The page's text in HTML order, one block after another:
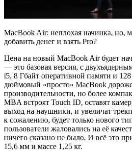
MacBook Air: неплохая начинка, но,
добавить денег и взять Pro?
Цена на новый MacBook Air будет
— это базовая версия, с
i5, 8 Гбайт оперативной памяти и
дюймовый «просто» MacBook
производительности, но более
MBA встроят Touch ID, оставят
выход на наушники, и увеличат
к сожалению, будет только нового
пользователи жаловались на её
ничего сказано не было. И всё это
15,6 мм и массе 1,25 кг.